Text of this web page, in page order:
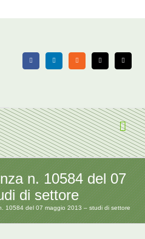
FacebookLinkedIn Rss X Email
n. 10584 del 07
di settore
10584 del 07 maggio 2013 – studi di settore